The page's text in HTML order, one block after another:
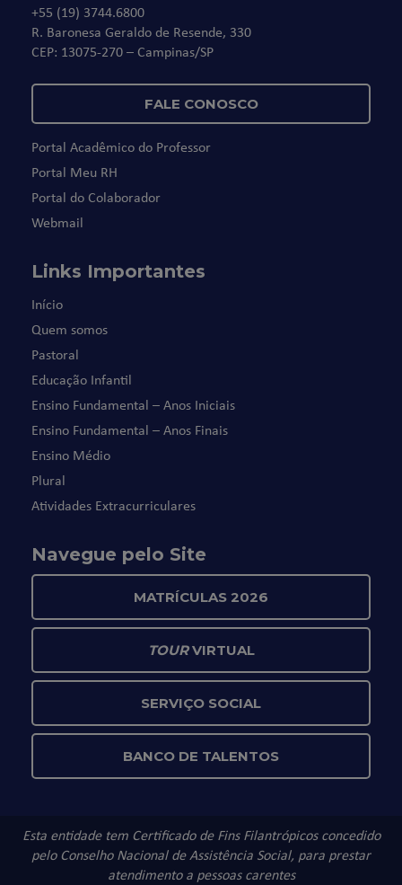
+55 (19) 3744.6800
R. Baronesa Geraldo de Resende, 330
CEP: 13075-270 – Campinas/SP
FALE CONOSCO
Portal Acadêmico do Professor
Portal Meu RH
Portal do Colaborador
Webmail
Links Importantes
Início
Quem somos
Pastoral
Educação Infantil
Ensino Fundamental – Anos Iniciais
Ensino Fundamental – Anos Finais
Ensino Médio
Plural
Atividades Extracurriculares
Navegue pelo Site
MATRÍCULAS 2026
TOURVIRTUAL
SERVIÇO SOCIAL
BANCO DE TALENTOS
Esta entidade tem Certificado de Fins Filantrópicos concedido
pelo Conselho Nacional de Assistência Social, para prestar
atendimento a pessoas carentes